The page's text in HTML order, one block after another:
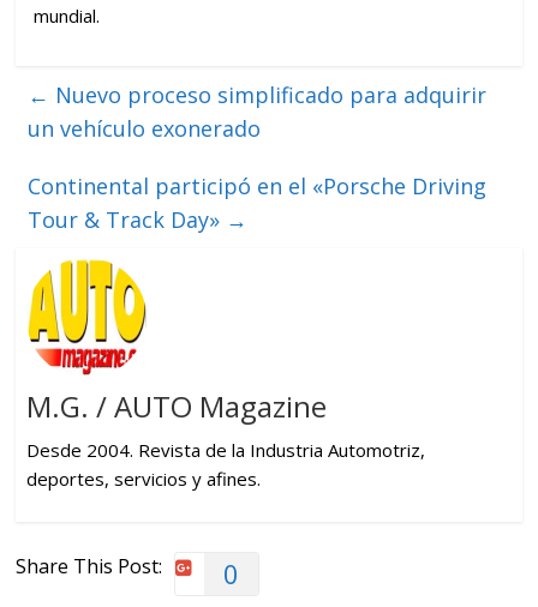
mundial.
← Nuevo proceso simplificado para adquirir
un vehículo exonerado
Continental participó en el «Porsche Driving
Tour & Track Day» →
M.G. / AUTO Magazine
Desde 2004. Revista de la Industria Automotriz,
deportes, servicios y afines.
Share This Post: 0